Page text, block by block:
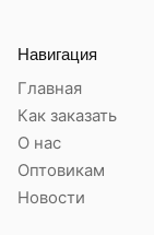
Навигация
Главная
Как заказать
О нас
Оптовикам
Новости